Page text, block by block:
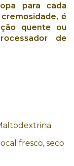
para cada
é
quente ou
de
fresco, seco